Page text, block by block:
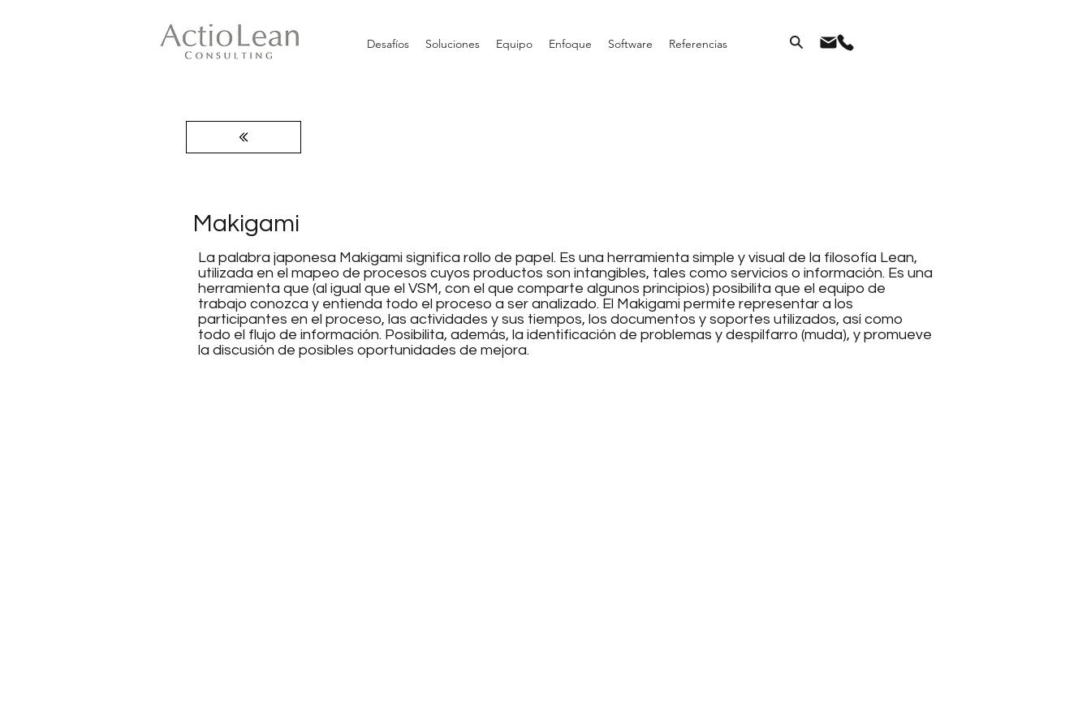
Desafíos Soluciones Equipo Enfoque Software Referencias
Makigami
La palabra japonesa Makigami significa rollo de papel. Es una herramienta simple y visual de la filosofía Lean,
utilizada en el mapeo de procesos cuyos productos son intangibles, tales como servicios o información. Es una
herramienta que (al igual que el VSM, con el que comparte algunos principios) posibilita que el equipo de
trabajo conozca y entienda todo el proceso a ser analizado. El Makigami permite representar a los
participantes en el proceso, las actividades y sus tiempos, los documentos y soportes utilizados, así como
todo el flujo de información. Posibilita, además, la identificación de problemas y despilfarro (muda), y promueve
la discusión de posibles oportunidades de mejora.